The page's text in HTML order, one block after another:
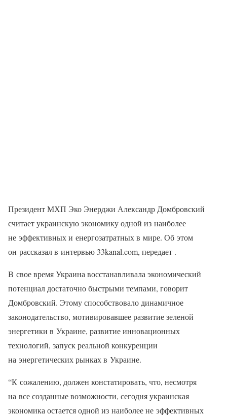
Президент МХП Эко Энерджи Александр Домбровский
считает украинскую экономику одной из наиболее
не эффективных и енергозатратных в мире. Об этом
он рассказал в интервью 33kanal.com, передает .
В свое время Украина восстанавливала экономический
потенциал достаточно быстрыми темпами, говорит
Домбровский. Этому способствовало динамичное
законодательство, мотивировавшее развитие зеленой
энергетики в Украине, развитие инновационных
технологий, запуск реальной конкуренции
на энергетических рынках в Украине.
“К сожалению, должен констатировать, что, несмотря
на все созданные возможности, сегодня украинская
экономика остается одной из наиболее не эффективных